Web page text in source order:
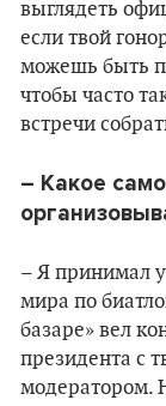
выглядеть
если твой
можешь быть
чтобы часто
встречи
– Какое
– Я принимал
мира по
базаре» вел
президента с
модератором.